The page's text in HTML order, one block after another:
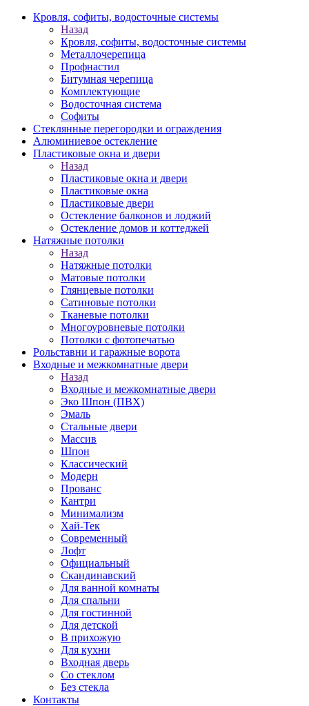
Кровля, софиты, водосточные системы
Назад
Кровля, софиты, водосточные системы
Металлочерепица
Профнастил
Битумная черепица
Комплектующие
Водосточная система
Софиты
Стеклянные перегородки и ограждения
Алюминиевое остекление
Пластиковые окна и двери
Назад
Пластиковые окна и двери
Пластиковые окна
Пластиковые двери
Остекление балконов и лоджий
Остекление домов и коттеджей
Натяжные потолки
Назад
Натяжные потолки
Матовые потолки
Глянцевые потолки
Сатиновые потолки
Тканевые потолки
Многоуровневые потолки
Потолки с фотопечатью
Рольставни и гаражные ворота
Входные и межкомнатные двери
Назад
Входные и межкомнатные двери
Эко Шпон (ПВХ)
Эмаль
Стальные двери
Массив
Шпон
Классический
Модерн
Прованс
Кантри
Минимализм
Хай-Тек
Современный
Лофт
Официальный
Скандинавский
Для ванной комнаты
Для спальни
Для гостинной
Для детской
В прихожую
Для кухни
Входная дверь
Со стеклом
Без стекла
Контакты